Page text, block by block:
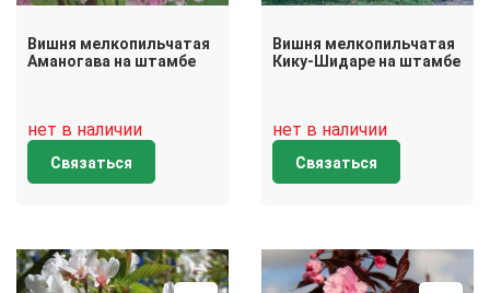
Вишня мелкопильчатая
Аманогава на штамбе
нет в наличии
Связаться
Вишня мелкопильчатая
Кику-Шидаре на штамбе
нет в наличии
Связаться